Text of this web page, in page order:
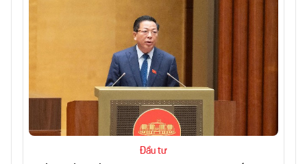
Đầu tư